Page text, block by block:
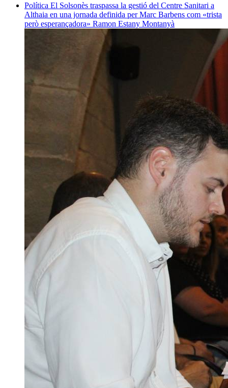
Política El Solsonès traspassa la gestió del Centre Sanitari a
Althaia en una jornada definida per Marc Barbens com «trista
però esperançadora» Ramon Estany Montanyà